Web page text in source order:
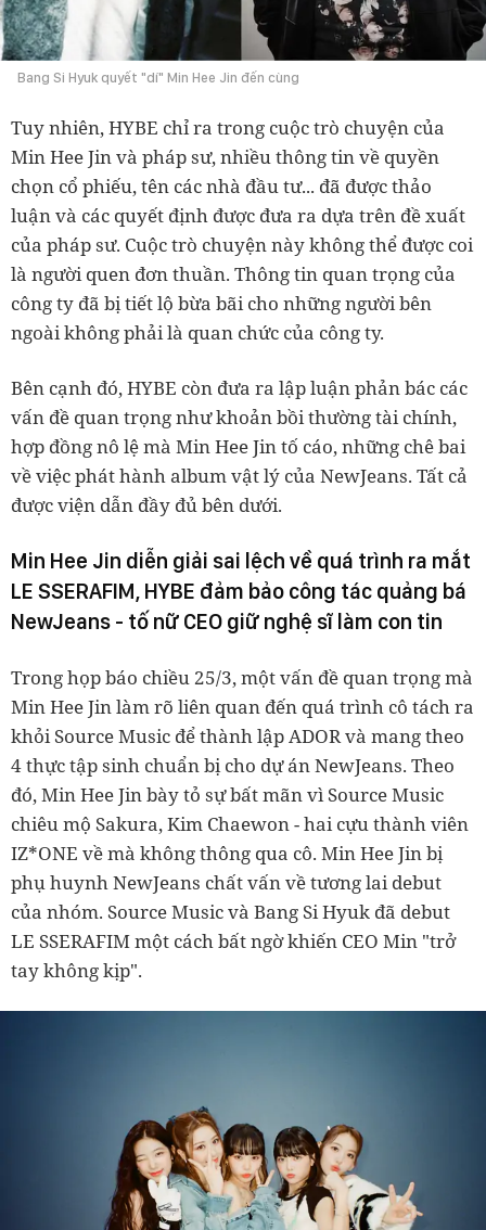
Bang Si Hyuk quyết "dí" Min Hee Jin đến cùng
Tuy nhiên, HYBE chỉ ra trong cuộc trò chuyện của
Min Hee Jin và pháp sư, nhiều thông tin về quyền
chọn cổ phiếu, tên các nhà đầu tư... đã được thảo
luận và các quyết định được đưa ra dựa trên đề xuất
của pháp sư. Cuộc trò chuyện này không thể được coi
là người quen đơn thuần. Thông tin quan trọng của
công ty đã bị tiết lộ bừa bãi cho những người bên
ngoài không phải là quan chức của công ty.
Bên cạnh đó, HYBE còn đưa ra lập luận phản bác các
vấn đề quan trọng như khoản bồi thường tài chính,
hợp đồng nô lệ mà Min Hee Jin tố cáo, những chê bai
về việc phát hành album vật lý của NewJeans. Tất cả
được viện dẫn đầy đủ bên dưới.
Min Hee Jin diễn giải sai lệch về quá trình ra mắt
LE SSERAFIM, HYBE đảm bảo công tác quảng bá
NewJeans - tố nữ CEO giữ nghệ sĩ làm con tin
Trong họp báo chiều 25/3, một vấn đề quan trọng mà
Min Hee Jin làm rõ liên quan đến quá trình cô tách ra
khỏi Source Music để thành lập ADOR và mang theo
4 thực tập sinh chuẩn bị cho dự án NewJeans. Theo
đó, Min Hee Jin bày tỏ sự bất mãn vì Source Music
chiêu mộ Sakura, Kim Chaewon - hai cựu thành viên
IZ*ONE về mà không thông qua cô. Min Hee Jin bị
phụ huynh NewJeans chất vấn về tương lai debut
của nhóm. Source Music và Bang Si Hyuk đã debut
LE SSERAFIM một cách bất ngờ khiến CEO Min "trở
tay không kịp".